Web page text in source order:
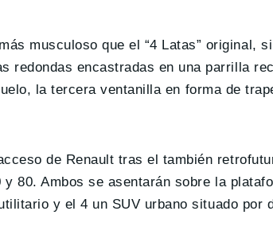
musculoso que el “4 Latas” original,
redondas encastradas en una parrilla
la tercera ventanilla en forma de
de Renault tras el también
80. Ambos se asentarán sobre la
y el 4 un SUV urbano situado por